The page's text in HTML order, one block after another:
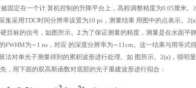
固定在一个计 算机控制的升降平台上，高程调整精度为0.05厘米
集采用TDC时间分辨率设置为10 ps，测量结果 用图中的点表示。
目标的信号，如图所示。 2.为了保证测量的精度，测量是在水面平
FWHM为∼1 ns，对应 的深度分辨率为∼11cm。这一结果与用等式
法对单光子测量得到的累积波形进行处理。如 图所示。2(a)，很明
，用下面的双高斯函数对底部的光子重建波形进行拟合：